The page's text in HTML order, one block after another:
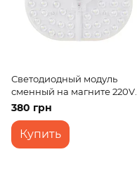
Светодиодный модуль
сменный на магните 220V
36W SMD 2835 CW IP20 (LW-
03/60)
380 грн
Купить